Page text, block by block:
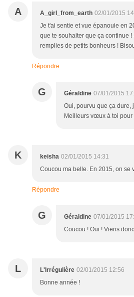
A A_girl_from_earth 02/01/2015
Je t'ai sentie et vue épanouie en
que te souhaiter que ça continue
remplies de petits bonheurs !
Répondre
G Géraldine 07/01/2015
Oui, pourvu que ça dure,
Meilleurs vœux à toi pour
K keisha 02/01/2015 14:31
Coucou ma belle. En 2015, on se
Répondre
G Géraldine 07/01/2015
Coucou ! Oui ! Viens
L L'Irrégulière 02/01/2015 12:56
Bonne année !